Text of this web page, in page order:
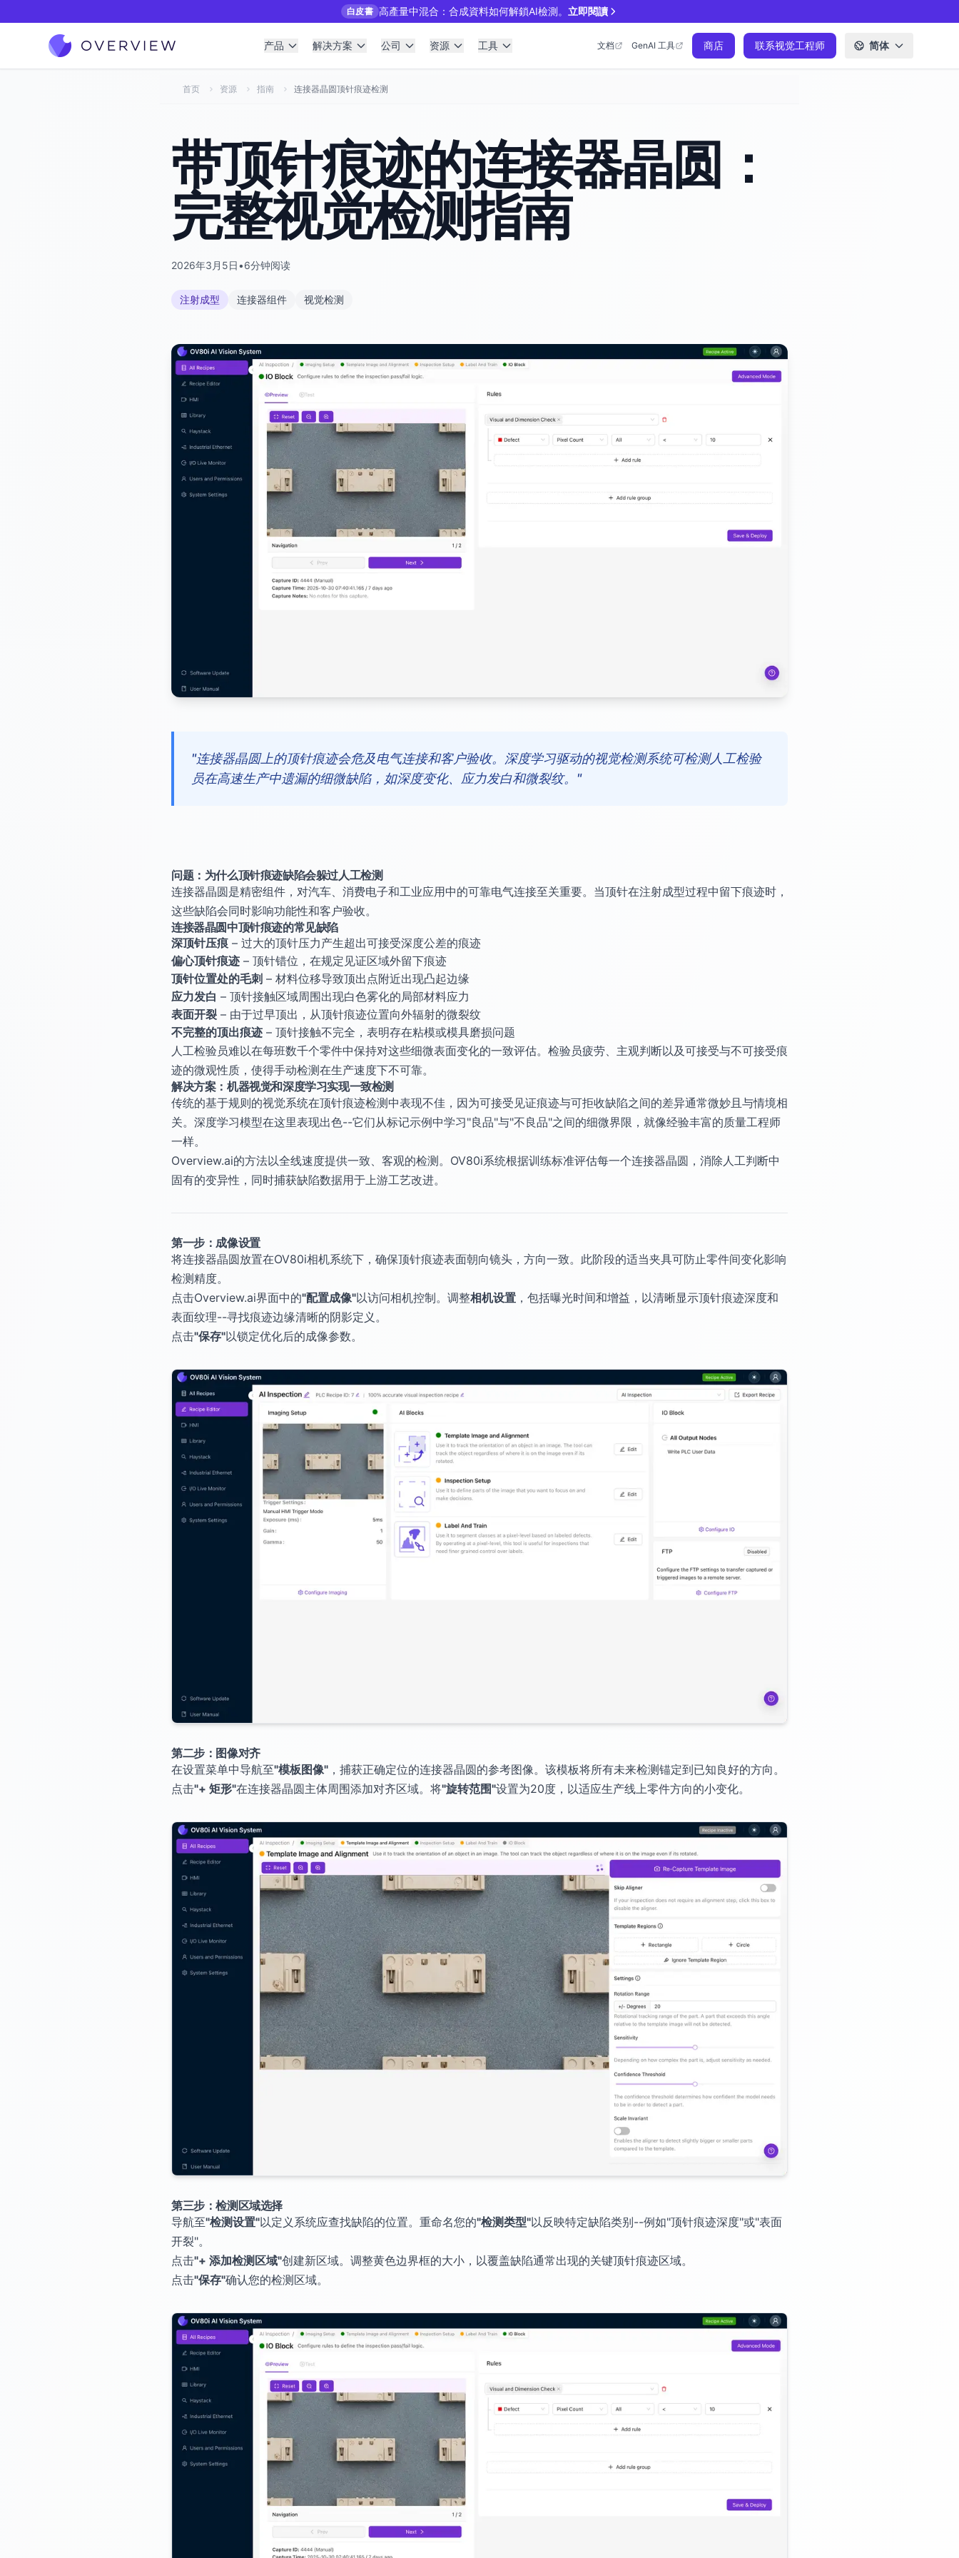
白皮書 高產量中混合：合成資料如何解鎖AI檢測。立即閱讀
产品 解决方案 公司 资源 工具 文档 GenAI 工具 商店 联系视觉工程师 简体
首页 资源 指南 连接器晶圆顶针痕迹检测
带顶针痕迹的连接器晶圆：
完整视觉检测指南
2026年3月5日•6分钟阅读
注射成型 连接器组件 视觉检测
"连接器晶圆上的顶针痕迹会危及电气连接和客户验收。深度学习驱动的视觉检测系统可检测人工检验
员在高速生产中遗漏的细微缺陷，如深度变化、应力发白和微裂纹。"
问题：为什么顶针痕迹缺陷会躲过人工检测
连接器晶圆是精密组件，对汽车、消费电子和工业应用中的可靠电气连接至关重要。当顶针在注射成型过程中留下痕迹时，
这些缺陷会同时影响功能性和客户验收。
连接器晶圆中顶针痕迹的常见缺陷
深顶针压痕 – 过大的顶针压力产生超出可接受深度公差的痕迹
偏心顶针痕迹 – 顶针错位，在规定见证区域外留下痕迹
顶针位置处的毛刺 – 材料位移导致顶出点附近出现凸起边缘
应力发白 – 顶针接触区域周围出现白色雾化的局部材料应力
表面开裂 – 由于过早顶出，从顶针痕迹位置向外辐射的微裂纹
不完整的顶出痕迹 – 顶针接触不完全，表明存在粘模或模具磨损问题
人工检验员难以在每班数千个零件中保持对这些细微表面变化的一致评估。检验员疲劳、主观判断以及可接受与不可接受痕
迹的微观性质，使得手动检测在生产速度下不可靠。
解决方案：机器视觉和深度学习实现一致检测
传统的基于规则的视觉系统在顶针痕迹检测中表现不佳，因为可接受见证痕迹与可拒收缺陷之间的差异通常微妙且与情境相
关。深度学习模型在这里表现出色--它们从标记示例中学习"良品"与"不良品"之间的细微界限，就像经验丰富的质量工程师
一样。
Overview.ai的方法以全线速度提供一致、客观的检测。OV80i系统根据训练标准评估每一个连接器晶圆，消除人工判断中
固有的变异性，同时捕获缺陷数据用于上游工艺改进。
第一步：成像设置
将连接器晶圆放置在OV80i相机系统下，确保顶针痕迹表面朝向镜头，方向一致。此阶段的适当夹具可防止零件间变化影响
检测精度。
点击Overview.ai界面中的"配置成像"以访问相机控制。调整相机设置 ，包括曝光时间和增益，以清晰显示顶针痕迹深度和
表面纹理--寻找痕迹边缘清晰的阴影定义。
点击"保存"以锁定优化后的成像参数。
第二步：图像对齐
在设置菜单中导航至"模板图像" ，捕获正确定位的连接器晶圆的参考图像。该模板将所有未来检测锚定到已知良好的方向。
点击"+ 矩形"在连接器晶圆主体周围添加对齐区域。将"旋转范围"设置为20度，以适应生产线上零件方向的小变化。
第三步：检测区域选择
导航至"检测设置"以定义系统应查找缺陷的位置。重命名您的"检测类型"以反映特定缺陷类别--例如"顶针痕迹深度"或"表面
开裂"。
点击"+ 添加检测区域"创建新区域。调整黄色边界框的大小，以覆盖缺陷通常出现的关键顶针痕迹区域。
点击"保存"确认您的检测区域。